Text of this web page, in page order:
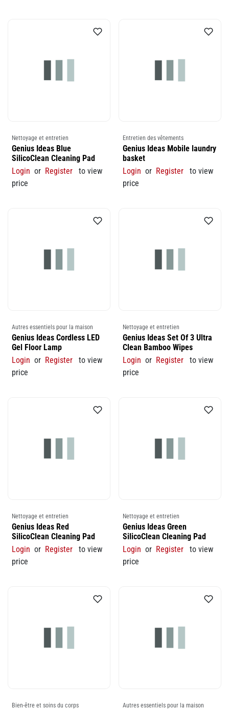
Nettoyage et entretien
Genius Ideas Blue
SilicoClean Cleaning Pad
Login or Register
to view
price
Entretien des vêtements
Genius Ideas Mobile laundry
basket
Login or Register
to view
price
Autres essentiels pour la maison
Genius Ideas Cordless LED
Gel Floor Lamp
Login or Register
to view
price
Nettoyage et entretien
Genius Ideas Set Of 3 Ultra
Clean Bamboo Wipes
Login or Register
to view
price
Nettoyage et entretien
Genius Ideas Red
SilicoClean Cleaning Pad
Login or Register
to view
price
Nettoyage et entretien
Genius Ideas Green
SilicoClean Cleaning Pad
Login or Register
to view
price
Bien-être et soins du corps Autres essentiels pour la maison